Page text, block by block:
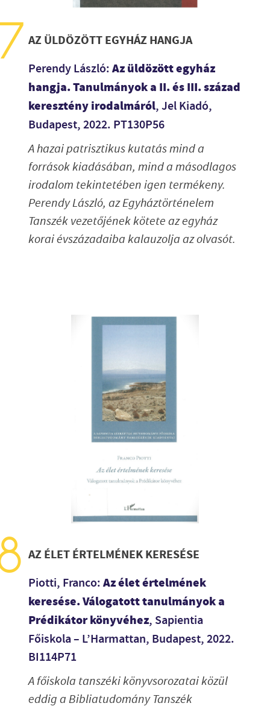
AZ ÜLDÖZÖTT EGYHÁZ HANGJA
Perendy László:Az üldözött egyház
hangja. Tanulmányok a II. és III. század
keresztény irodalmáról, Jel Kiadó,
Budapest, 2022. PT130P56
A hazai patrisztikus kutatás mind a
források kiadásában, mind a másodlagos
irodalom tekintetében igen termékeny.
Perendy László, az Egyháztörténelem
Tanszék vezetőjének kötete az egyház
korai évszázadaiba kalauzolja az olvasót.
AZ ÉLET ÉRTELMÉNEK KERESÉSE
Piotti, Franco:Az élet értelmének
keresése. Válogatott tanulmányok a
Prédikátor könyvéhez, Sapientia
Főiskola – L’Harmattan, Budapest, 2022.
BI114P71
A főiskola tanszéki könyvsorozatai közül
eddig a Bibliatudomány Tanszék